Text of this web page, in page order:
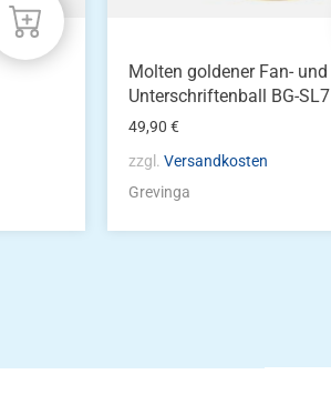
Molten goldener Fan- und
Unterschriftenball BG-SL7
49,90€
zzgl.Versandkosten
Grevinga